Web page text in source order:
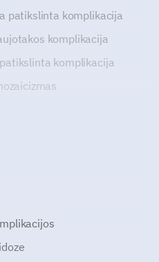
patikslinta komplikacija
komplikacija
komplikacija